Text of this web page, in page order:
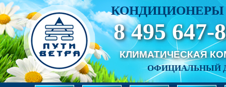
КОНДИЦИОНЕРЫ
8 495 647-
КЛИМАТИЧЕСКАЯ
ОФИЦИАЛЬНЫЙ